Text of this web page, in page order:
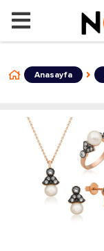
Anasayfa